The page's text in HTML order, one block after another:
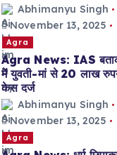
Abhimanyu Singh
November 13, 2025
Agra
Agra News: IAS
में युवती-मां से 20 लाख
केस दर्ज
Abhimanyu Singh
November 13, 2025
Agra